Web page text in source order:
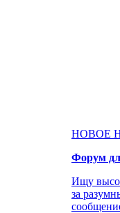
НОВОЕ
Форум
Ищу
за